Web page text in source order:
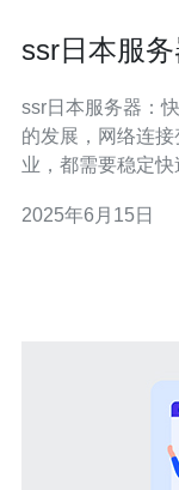
ssr日本服
ssr日本服务器：快速
的发展，网络连
业，都需要稳定
注的网络连接解决
2025年6月15日